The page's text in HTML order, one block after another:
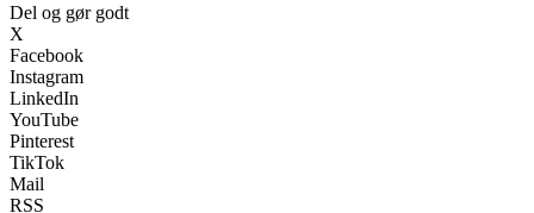
Del og gør godt
X
Facebook
Instagram
LinkedIn
YouTube
Pinterest
TikTok
Mail
RSS